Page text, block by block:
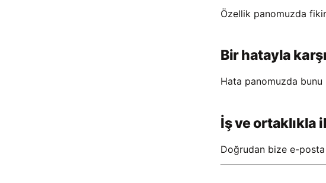
Özellik panomuzda
Bir hatayla
Hata panomuzda
İş ve ortaklıkla
Doğrudan bize e-